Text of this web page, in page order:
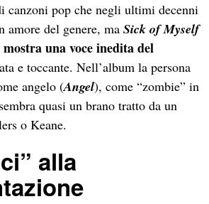
canzoni pop che negli ultimi decenni
amore del genere, maSick of Myself
una voce inedita del
e toccante. Nell’album la persona
angelo (Angel), come “zombie” in
quasi un brano tratto da un
o Keane.
alla